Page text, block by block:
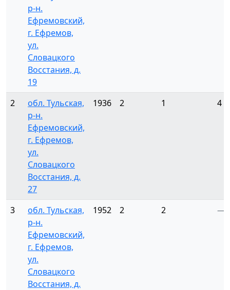
р-н.
Ефремовский,
г. Ефремов,
ул.
Словацкого
Восстания, д.
19
2
обл. Тульская,
р-н.
Ефремовский,
г. Ефремов,
ул.
Словацкого
Восстания, д.
27
1936 2 1 4
3
обл. Тульская,
р-н.
Ефремовский,
г. Ефремов,
ул.
Словацкого
Восстания, д.
1952 2 2 —